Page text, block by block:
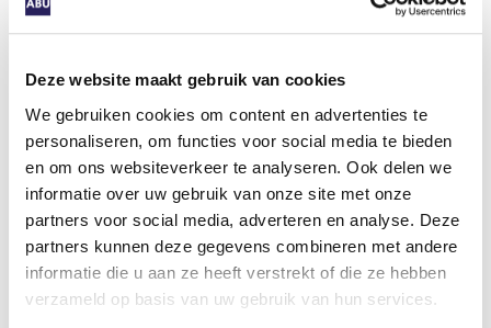
Deze website maakt gebruik van cookies
We gebruiken cookies om content en advertenties te
personaliseren, om functies voor social media te bieden
en om ons websiteverkeer te analyseren. Ook delen we
informatie over uw gebruik van onze site met onze
partners voor social media, adverteren en analyse. Deze
partners kunnen deze gegevens combineren met andere
informatie die u aan ze heeft verstrekt of die ze hebben
verzameld op basis van uw gebruik van hun services.
Center
Voor de ontwikkelbehoefte van werkenden in
Nederland is het volgens Portengen voor de
komende tijd vooral de uitdaging om te
stimuleren (en coördineren) dat er voldoende
leer-werkplekken beschikbaar zijn en blijven. “We
richten ons niet alleen op volledige
schoolopleidingen, maar ook op modulair en
ervaringsleren. Daarnaast biedt het certificeren